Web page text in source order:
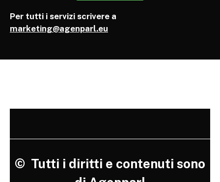
Per tutti i servizi scrivere a
marketing@agenparl.eu
© Tutti i diritti e contenuti sono